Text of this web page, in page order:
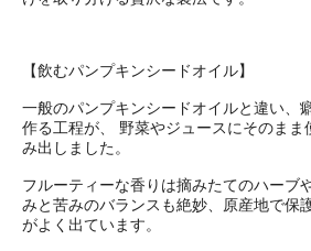
【飲むパンプキンシードオイル】
一般のパンプキンシードオイルと違い、
作る工程が、 野菜やジュースにそのまま
み出しました。
フルーティーな香りは摘みたてのハーブ
みと苦みのバランスも絶妙、原産地で保
がよく出ています。